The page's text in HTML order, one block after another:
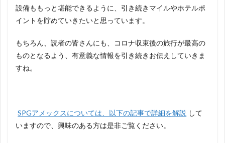
設備ももっと堪能できるように、引き続きマイルやホテルポ
イントを貯めていきたいと思っています。
もちろん、読者の皆さんにも、コロナ収束後の旅行が最高の
ものとなるよう、有意義な情報を引き続きお伝えしていきま
すね。
SPGアメックスについては、以下の記事で詳細を解説 して
いますので、興味のある方は是非ご覧ください。